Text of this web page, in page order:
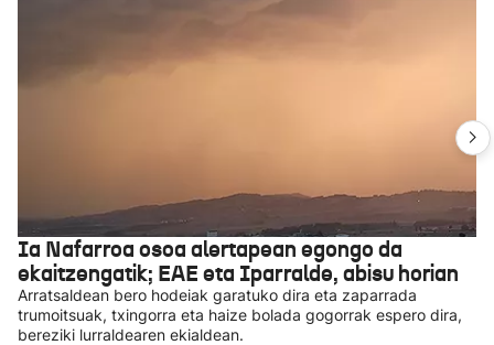
Ia Nafarroa osoa alertapean egongo da
ekaitzengatik; EAE eta Iparralde, abisu horian
Arratsaldean bero hodeiak garatuko dira eta zaparrada
trumoitsuak, txingorra eta haize bolada gogorrak espero dira,
bereziki lurraldearen ekialdean.